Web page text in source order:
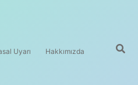
Uyarı Hakkımızda